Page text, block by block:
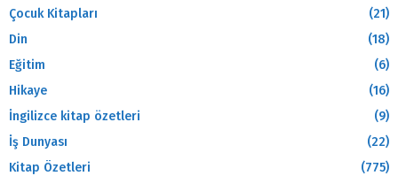
Çocuk Kitapları
(21)
Din
(18)
Eğitim
(6)
Hikaye
(16)
İngilizce kitap özetleri
(9)
İş Dunyası
(22)
Kitap Özetleri
(775)